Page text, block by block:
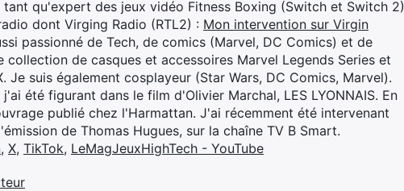
tant qu'expert des jeux vidéo Fitness Boxing (Switch et Switch 2)
dont Virging Radio (RTL2) : Mon intervention sur Virgin
passionné de Tech, de comics (Marvel, DC Comics) et de
collection de casques et accessoires Marvel Legends Series et
Je suis également cosplayeur (Star Wars, DC Comics, Marvel).
été figurant dans le film d'Olivier Marchal, LES LYONNAIS. En
publié chez l'Harmattan. J'ai récemment été intervenant
de Thomas Hugues, sur la chaîne TV B Smart.
, X, TikTok, LeMagJeuxHighTech - YouTube